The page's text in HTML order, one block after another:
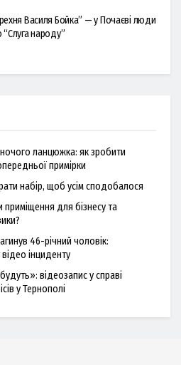
Василя Бойка” — у Почаєві люди
народу”
ланцюжка: як зробити
примірки
набір, щоб усім сподобалося
для бізнесу та
46-річний чоловік:
інциденту
відеозапис у справі
у Тернополі